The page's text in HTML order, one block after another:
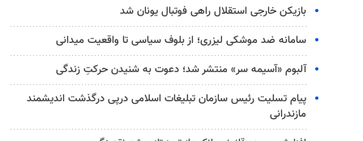
بازیکن خارجی استقلال راهی فوتبال یونان شد
سامانه ضد موشکی لیزری؛ از بلوف سیاسی تا واقعیت میدانی
آلبوم «آسیمه سر» منتشر شد؛ دعوت به شنیدن حرکتِ زندگی
پیام تسلیت رئیس سازمان تبلیغات اسلامی درپی درگذشت اندیشمند
مازندرانی